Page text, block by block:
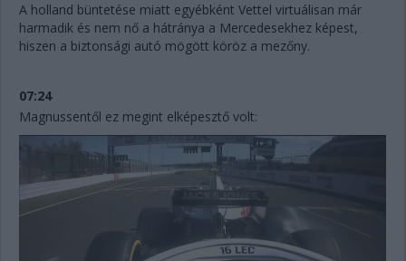
A holland büntetése miatt egyébként Vettel virtuálisan már
harmadik és nem nő a hátránya a Mercedesekhez képest,
hiszen a biztonsági autó mögött köröz a mezőny.
07:24
Magnussentől ez megint elképesztő volt: